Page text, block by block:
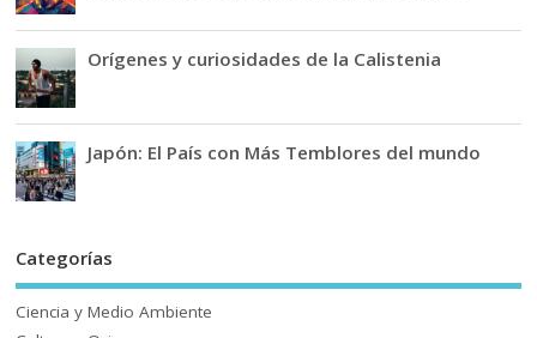
Orígenes y curiosidades de la Calistenia
Japón: El País con Más Temblores del mundo
Categorías
Ciencia y Medio Ambiente